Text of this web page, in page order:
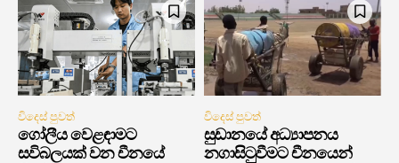
විදෙස් පුවත්
ගෝලීය වෙළඳාමට
සවිබලයක් වන චීනයේ
විදෙස් පුවත්
සුඩානයේ අධ්‍යාපනය
නගාසිටුවීමට චීනයෙන්